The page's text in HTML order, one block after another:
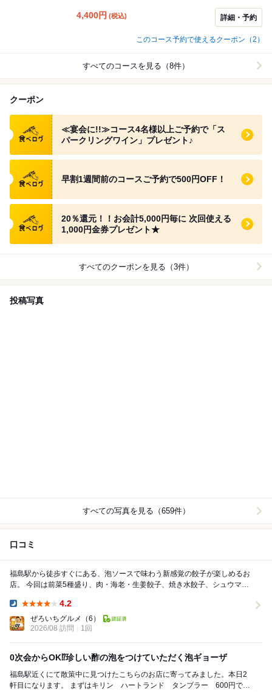
4,400円 (税込) 詳細・予約
このコース予約で使えるクーポン（2）
すべてのコースを見る（8件）
クーポン
食べログ クーポン
≪宴会に!!≫コース4名様以上ご予約で「ス
パークリングワイン」プレゼント♪
食べログ クーポン
早割1週間前のコースご予約で500円OFF！
食べログ クーポン
20％還元！！お会計5,000円毎に 次回使える
1,000円金券プレゼント★
すべてのクーポンを見る（3件）
投稿写真
すべての写真を見る（659件）
口コミ
福島駅から徒歩すぐにある、泡ソースで味わう新感覚の餃子が楽しめるお
店。 今回は前菜5種盛り、肉・海老・生姜餃子、焼き水餃子、シュウマ
4.2
ぜろいちグルメ
（6）
2026/08 訪問
1回
0次会からOK⁉︎珍しい酢の泡をつけていただく泡ギョーザ
福島駅近くにて散策中に見つけたこちらのお店に寄ってみました。本日2
軒目になります。 まずはキリン ハートランド タンブラー 600円で乾